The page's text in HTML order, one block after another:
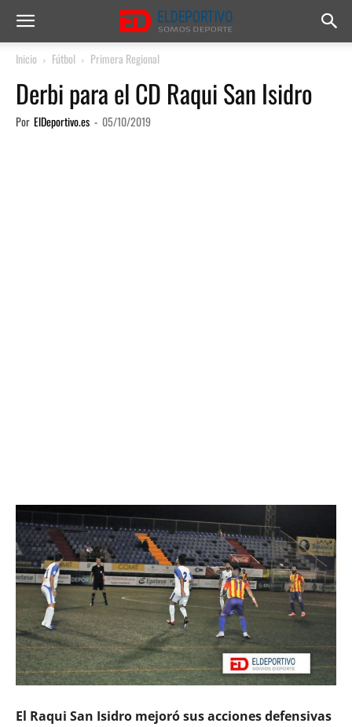
Inicio Fútbol Primera Regional
Derbi para el CD Raqui San Isidro
Por ElDeportivo.es - 05/10/2019
El Raqui San Isidro mejoró sus acciones defensivas